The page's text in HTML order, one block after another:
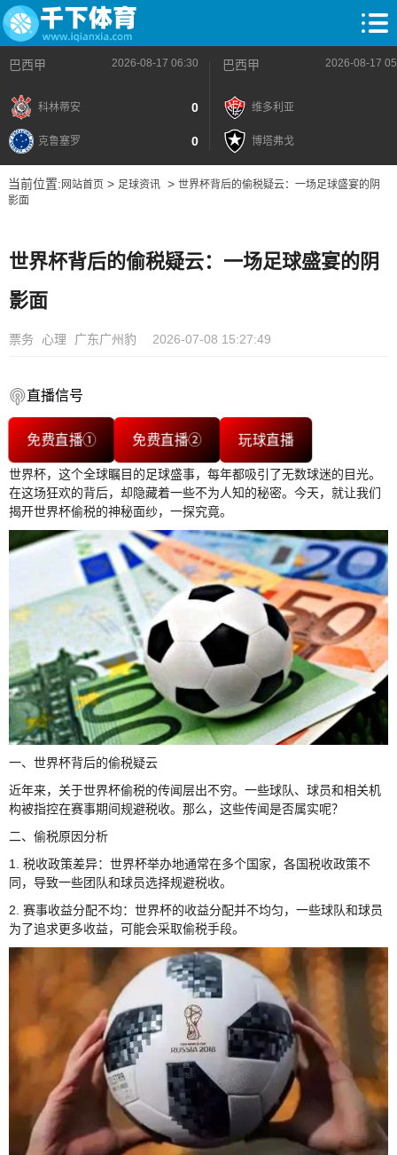
巴西甲 2026-08-17 06:30
科林蒂安 0
克鲁塞罗 0
巴西甲 2026-08-17
维多利亚
博塔弗戈
当前位置: 网站首页> 足球资讯> 世界杯背后的偷税疑云：一场足球盛宴的阴
影面
世界杯背后的偷税疑云：一场足球盛宴的阴
影面
票务 心理 广东广州豹 2026-07-08 15:27:49
直播信号
免费直播① 免费直播② 玩球直播
世界杯，这个全球瞩目的足球盛事，每年都吸引了无数球迷的目光。
在这场狂欢的背后，却隐藏着一些不为人知的秘密。今天，就让我们
揭开世界杯偷税的神秘面纱，一探究竟。
一、世界杯背后的偷税疑云
近年来，关于世界杯偷税的传闻层出不穷。一些球队、球员和相关机
构被指控在赛事期间规避税收。那么，这些传闻是否属实呢？
二、偷税原因分析
1. 税收政策差异：世界杯举办地通常在多个国家，各国税收政策不
同，导致一些团队和球员选择规避税收。
2. 赛事收益分配不均：世界杯的收益分配并不均匀，一些球队和球员
为了追求更多收益，可能会采取偷税手段。